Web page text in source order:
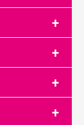
+
+
+
+